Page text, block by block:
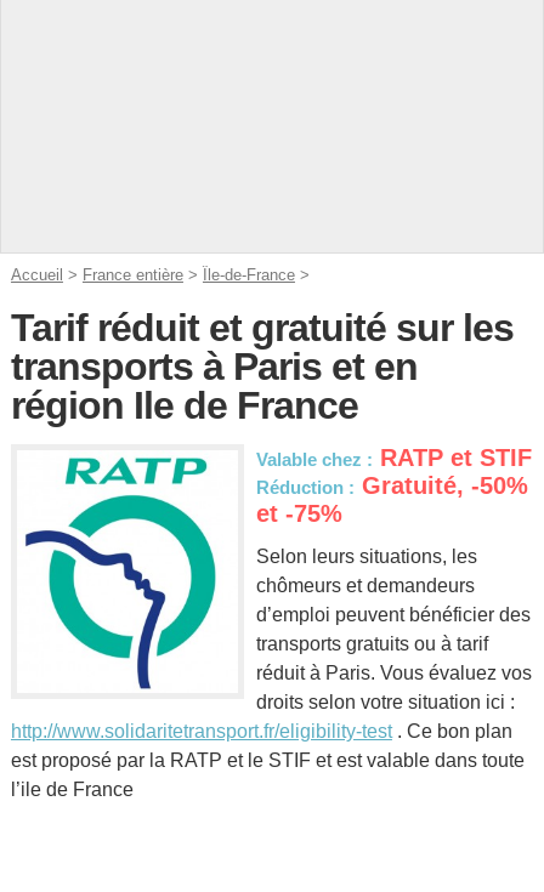
Accueil > France entière> Île-de-France>
Tarif réduit et gratuité sur les
transports à Paris et en
région Ile de France
Valable chez : RATP et STIF
Réduction : Gratuité, -50%
et -75%
Selon leurs situations, les
chômeurs et demandeurs
d’emploi peuvent bénéficier des
transports gratuits ou à tarif
réduit à Paris. Vous évaluez vos
droits selon votre situation ici :
http://www.solidaritetransport.fr/eligibility-test. Ce bon plan
est proposé par la RATP et le STIF et est valable dans toute
l’ile de France